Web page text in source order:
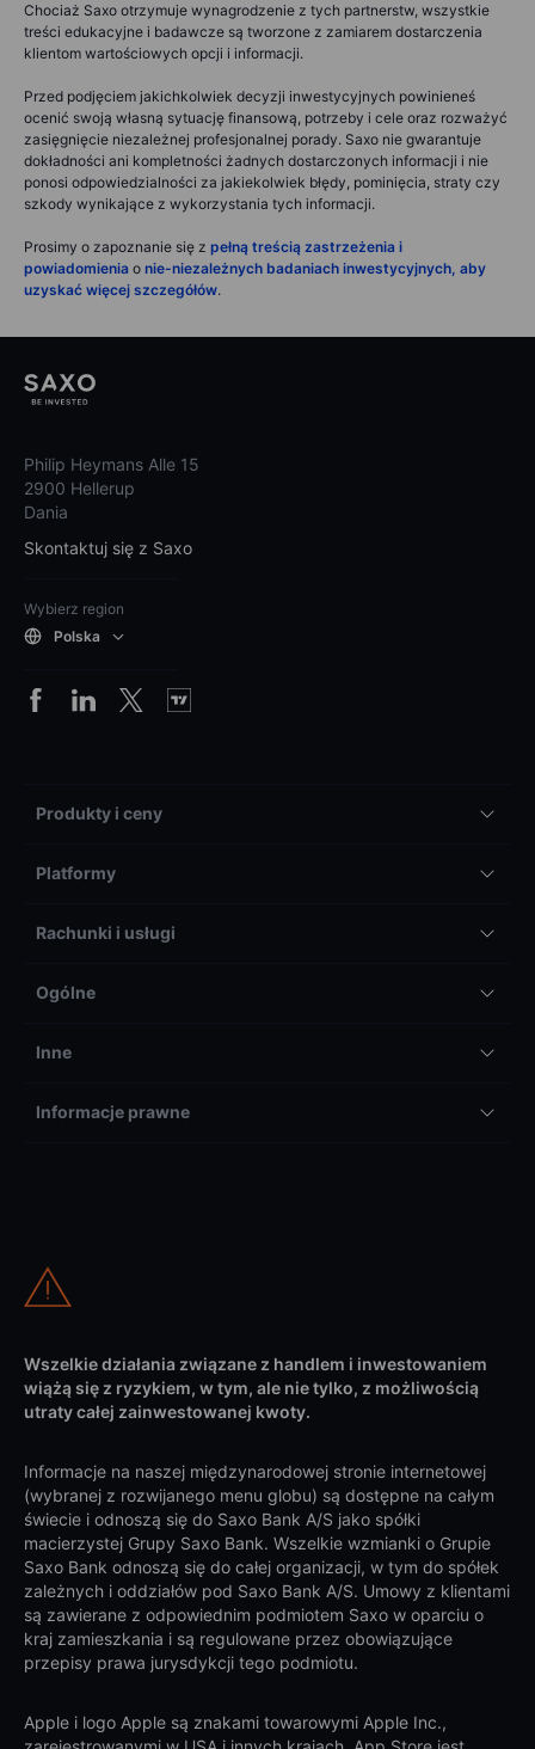
Chociaż Saxo otrzymuje wynagrodzenie z tych partnerstw, wszystkie
treści edukacyjne i badawcze są tworzone z zamiarem dostarczenia
klientom wartościowych opcji i informacji.
Przed podjęciem jakichkolwiek decyzji inwestycyjnych powinieneś
ocenić swoją własną sytuację finansową, potrzeby i cele oraz rozważyć
zasięgnięcie niezależnej profesjonalnej porady. Saxo nie gwarantuje
dokładności ani kompletności żadnych dostarczonych informacji i nie
ponosi odpowiedzialności za jakiekolwiek błędy, pominięcia, straty czy
szkody wynikające z wykorzystania tych informacji.
Prosimy o zapoznanie się z pełną treścią zastrzeżenia i
powiadomienia o nie-niezależnych badaniach inwestycyjnych, aby
uzyskać więcej szczegółów.
Philip Heymans Alle 15
2900 Hellerup
Dania
Skontaktuj się z Saxo
Wybierz region
Polska
Produkty i ceny
Platformy
Rachunki i usługi
Ogólne
Inne
Informacje prawne
Wszelkie działania związane z handlem i inwestowaniem
wiążą się z ryzykiem, w tym, ale nie tylko, z możliwością
utraty całej zainwestowanej kwoty.
Informacje na naszej międzynarodowej stronie internetowej
(wybranej z rozwijanego menu globu) są dostępne na całym
świecie i odnoszą się do Saxo Bank A/S jako spółki
macierzystej Grupy Saxo Bank. Wszelkie wzmianki o Grupie
Saxo Bank odnoszą się do całej organizacji, w tym do spółek
zależnych i oddziałów pod Saxo Bank A/S. Umowy z klientami
są zawierane z odpowiednim podmiotem Saxo w oparciu o
kraj zamieszkania i są regulowane przez obowiązujące
przepisy prawa jurysdykcji tego podmiotu.
Apple i logo Apple są znakami towarowymi Apple Inc.,